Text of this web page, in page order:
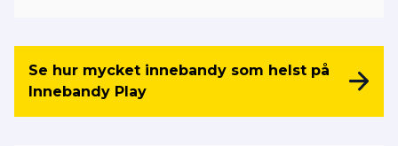
Se hur mycket innebandy som helst på
Innebandy Play